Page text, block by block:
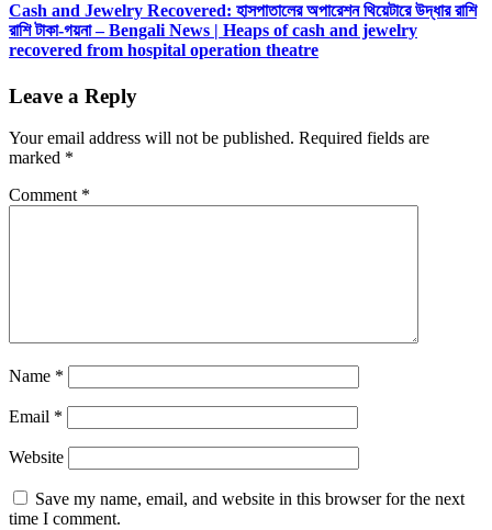
Cash and Jewelry Recovered: হাসপাতালের অপারেশন থিয়েটারে উদ্ধার রাশি
রাশি টাকা-গয়না – Bengali News | Heaps of cash and jewelry
recovered from hospital operation theatre
Leave a Reply
Your email address will not be published. Required fields are
marked *
Comment *
Name *
Email *
Website
Save my name, email, and website in this browser for the next
time I comment.